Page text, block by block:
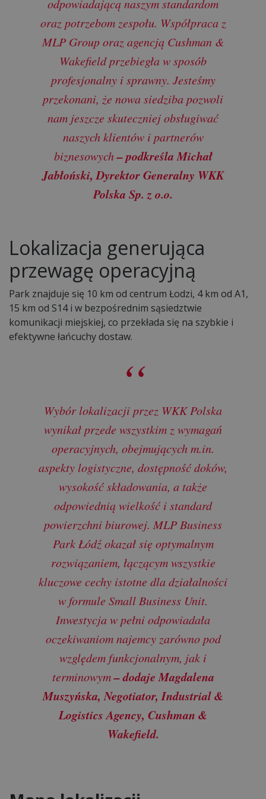
odpowiadającą naszym standardom
oraz potrzebom zespołu. Współpraca z
MLP Group oraz agencją Cushman &
Wakefield przebiegła w sposób
profesjonalny i sprawny. Jesteśmy
przekonani, że nowa siedziba pozwoli
nam jeszcze skuteczniej obsługiwać
naszych klientów i partnerów
biznesowych– podkreśla Michał
Jabłoński, Dyrektor Generalny WKK
Polska Sp. z o.o.
Lokalizacja generująca
przewagę operacyjną
Park znajduje się 10 km od centrum Łodzi, 4 km od A1,
15 km od S14 i w bezpośrednim sąsiedztwie
komunikacji miejskiej, co przekłada się na szybkie i
efektywne łańcuchy dostaw.
Wybór lokalizacji przez WKK Polska
wynikał przede wszystkim z wymagań
operacyjnych, obejmujących m.in.
aspekty logistyczne, dostępność doków,
wysokość składowania, a także
odpowiednią wielkość i standard
powierzchni biurowej. MLP Business
Park Łódź okazał się optymalnym
rozwiązaniem, łączącym wszystkie
kluczowe cechy istotne dla działalności
w formule Small Business Unit.
Inwestycja w pełni odpowiadała
oczekiwaniom najemcy zarówno pod
względem funkcjonalnym, jak i
terminowym– dodaje Magdalena
Muszyńska, Negotiator, Industrial &
Logistics Agency, Cushman &
Wakefield.